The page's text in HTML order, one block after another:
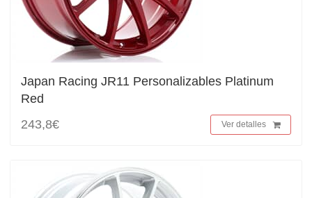
Japan Racing JR11 Personalizables Platinum
Red
243,8€
Ver detalles